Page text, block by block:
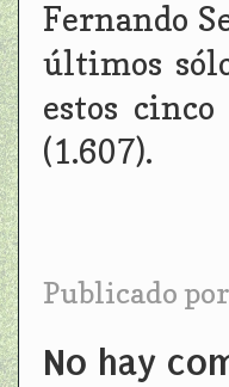
Fernando
últimos
estos
(1.607).
Publicado por
No hay